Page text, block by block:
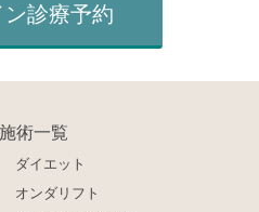
診療予約
施術一覧
ダイエット
オンダリフト